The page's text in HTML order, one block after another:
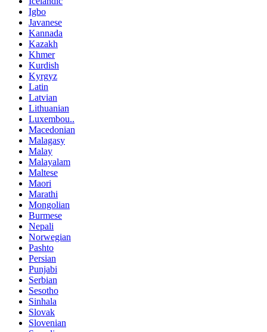
Igbo
Javanese
Kannada
Kazakh
Khmer
Kurdish
Kyrgyz
Latin
Latvian
Lithuanian
Luxembou..
Macedonian
Malagasy
Malay
Malayalam
Maltese
Maori
Marathi
Mongolian
Burmese
Nepali
Norwegian
Pashto
Persian
Punjabi
Serbian
Sesotho
Sinhala
Slovak
Slovenian